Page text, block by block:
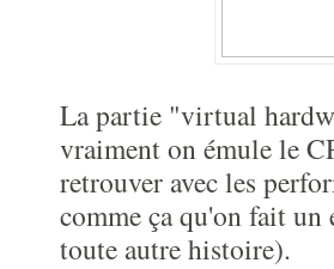
La partie "virtual
vraiment on émule le
retrouver avec les
comme ça qu'on fait
toute autre histoire).